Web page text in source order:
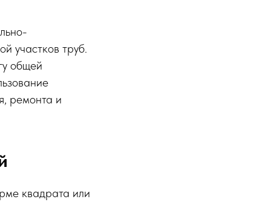
участков труб.
общей
ремонта и
квадрата или